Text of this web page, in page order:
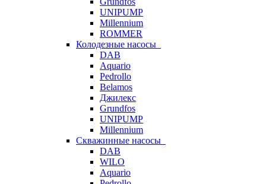
UNIPUMP
Millennium
ROMMER
Колодезные насосы
DAB
Aquario
Pedrollo
Belamos
Джилекс
Grundfos
UNIPUMP
Millennium
Скважинные насосы
DAB
WILO
Aquario